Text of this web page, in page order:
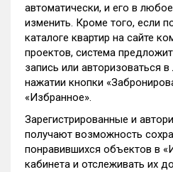
автоматически, и его в
изменить. Кроме того, если
каталоге квартир на сайте
проектов, система
запись или авторизоваться
нажатии кнопки
«Избранное».
Зарегистрированные и
получают возможность
понравившихся объектов в
кабинета и отслеживать их